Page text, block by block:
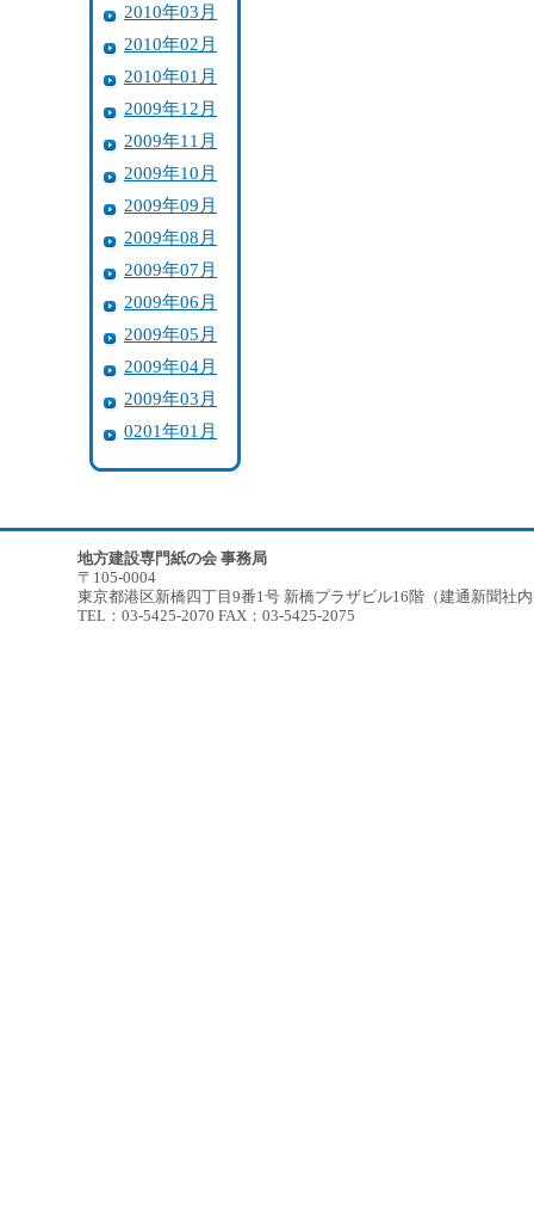
2010年03月
2010年02月
2010年01月
2009年12月
2009年11月
2009年10月
2009年09月
2009年08月
2009年07月
2009年06月
2009年05月
2009年04月
2009年03月
0201年01月
地方建設専門紙の会 事務局
〒105-0004
東京都港区新橋四丁目9番1号 新橋プラザビル16階（建通新聞社
TEL：03-5425-2070 FAX：03-5425-2075